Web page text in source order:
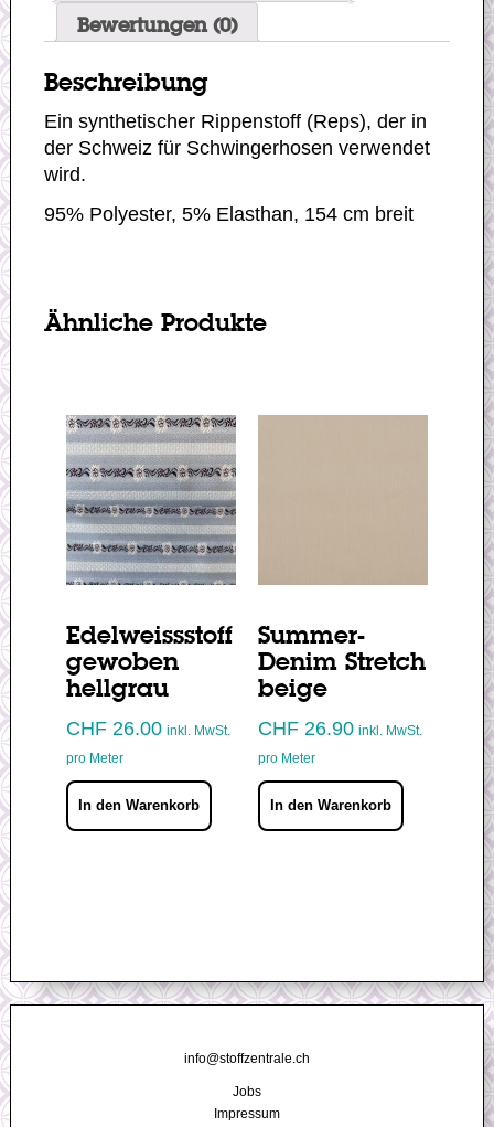
Bewertungen (0)
Beschreibung
Ein synthetischer Rippenstoff (Reps), der in
der Schweiz für Schwingerhosen verwendet
wird.
95% Polyester, 5% Elasthan, 154 cm breit
Ähnliche Produkte
Edelweissstoff
gewoben
hellgrau
CHF26.00 inkl. MwSt.
pro Meter
In den Warenkorb
Summer-
Denim Stretch
beige
CHF26.90 inkl. MwSt.
pro Meter
In den Warenkorb
info@stoffzentrale.ch
Jobs
|
Impressum